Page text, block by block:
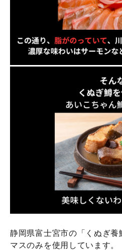
静岡県富士宮市の「くぬぎ
マスのみを使用しています。